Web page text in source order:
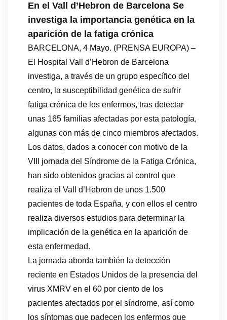
En el Vall d’Hebron de Barcelona Se
investiga la importancia genética en la
aparición de la fatiga crónica
BARCELONA, 4 Mayo. (PRENSA EUROPA) –
El Hospital Vall d’Hebron de Barcelona
investiga, a través de un grupo específico del
centro, la susceptibilidad genética de sufrir
fatiga crónica de los enfermos, tras detectar
unas 165 familias afectadas por esta patología,
algunas con más de cinco miembros afectados.
Los datos, dados a conocer con motivo de la
VIII jornada del Síndrome de la Fatiga Crónica,
han sido obtenidos gracias al control que
realiza el Vall d’Hebron de unos 1.500
pacientes de toda España, y con ellos el centro
realiza diversos estudios para determinar la
implicación de la genética en la aparición de
esta enfermedad.
La jornada aborda también la detección
reciente en Estados Unidos de la presencia del
virus XMRV en el 60 por ciento de los
pacientes afectados por el síndrome, así como
los síntomas que padecen los enfermos que